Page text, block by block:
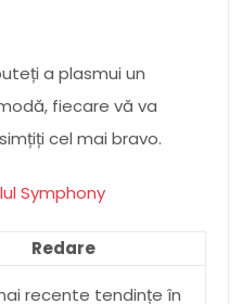
a plasmui un
fiecare vă va
cel mai bravo.
Symphony
Redare
recente tendințe în